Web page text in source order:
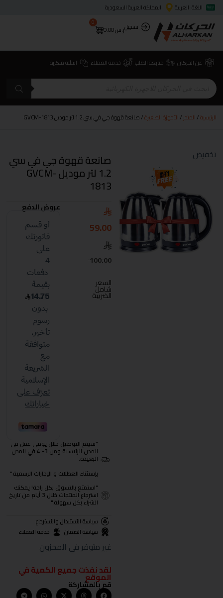
اللغة: العربية
المملكة العربية السعودية
تسجيلر.س0.00
0
عن الحركان متابعة الطلب خدمة العملاء اسئلة متكررة
الرئيسية/المتجر/الأجهزة الصغيرة/ صانعة قهوة جي في سي 1.2 لتر موديل GVCM-1813
تخفيض صانعة قهوة جي في سي
1.2 لتر موديل GVCM-
1813
100.00
59.00
السعر
شامل
الضريبة
عروض الدفع
"سيتم التوصيل خلال يومي عمل في
المدن الرئيسية ومن 3- 4 في المدن
البعيدة.
بإستثناء العطلات و الإجازات الرسمية."
"استمتع بالتسوق بكل راحة! يمكنك
استرجاع المنتجات خلال 3 أيام من تاريخ
الشراء بكل سهولة."
سياسة الأستبدال والأسترجاع
سياسة الضمان
خدمة العملاء
غير متوفر في المخزون
لقد نفذت جميع الكمية في
الموقع
قم بالمشاركة